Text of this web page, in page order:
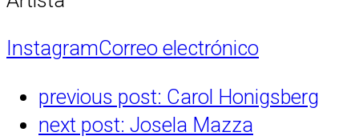
InstagramCorreo electrónico
previous post: Carol Honigsberg
next post: Josela Mazza